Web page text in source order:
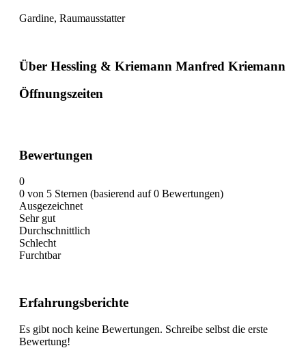
Gardine, Raumausstatter
Über Hessling & Kriemann Manfred Kriemann
Öffnungszeiten
Bewertungen
0
0 von 5 Sternen (basierend auf 0 Bewertungen)
Ausgezeichnet
Sehr gut
Durchschnittlich
Schlecht
Furchtbar
Erfahrungsberichte
Es gibt noch keine Bewertungen. Schreibe selbst die erste
Bewertung!